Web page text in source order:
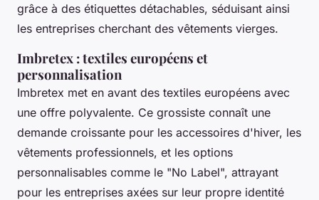
grâce à des étiquettes détachables, séduisant ainsi
les entreprises cherchant des vêtements vierges.
Imbretex : textiles européens et
personnalisation
Imbretex met en avant des textiles européens avec
une offre polyvalente. Ce grossiste connaît une
demande croissante pour les accessoires d'hiver, les
vêtements professionnels, et les options
personnalisables comme le "No Label", attrayant
pour les entreprises axées sur leur propre identité